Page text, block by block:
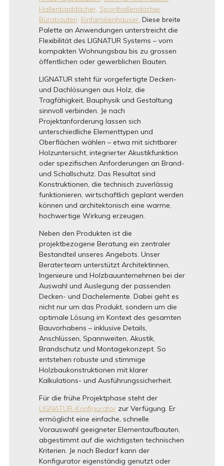
Hallenbaddächer, Sporthallendächer,
Bürobauten, Einfamilienhäuser. Diese breite
Palette an Anwendungen unterstreicht die
Flexibilität des LIGNATUR Systems – vom
kompakten Wohnungsbau bis zu grossen
öffentlichen oder gewerblichen Bauten.
LIGNATUR steht für vorgefertigte Decken-
und Dachlösungen aus Holz, die
Tragfähigkeit, Bauphysik und Gestaltung
sinnvoll verbinden. Je nach
Projektanforderung lassen sich
unterschiedliche Elementtypen und
Oberflächen wählen – etwa mit sichtbarer
Holzuntersicht, integrierter Akustikfunktion
oder spezifischen Anforderungen an Brand-
und Schallschutz. Das Resultat sind
Konstruktionen, die technisch zuverlässig
funktionieren, wirtschaftlich geplant werden
können und architektonisch eine warme,
hochwertige Wirkung erzeugen.
Neben den Produkten ist die
projektbezogene Beratung ein zentraler
Bestandteil unseres Angebots. Unser
Beraterteam unterstützt Architektinnen,
Ingenieure und Holzbauunternehmen bei der
Auswahl und Auslegung der passenden
Decken- und Dachelemente. Dabei geht es
nicht nur um das Produkt, sondern um die
optimale Lösung im Kontext des gesamten
Bauvorhabens – inklusive Details,
Anschlüssen, Spannweiten, Akustik,
Brandschutz und Montagekonzept. So
entstehen robuste und stimmige
Holzbaukonstruktionen mit klarer
Kalkulations- und Ausführungssicherheit.
Für die frühe Projektphase steht der
LIGNATUR-Konfiguratorzur Verfügung. Er
ermöglicht eine einfache, schnelle
Vorauswahl geeigneter Elementaufbauten,
abgestimmt auf die wichtigsten technischen
Kriterien. Je nach Bedarf kann der
Konfigurator eigenständig genutzt oder